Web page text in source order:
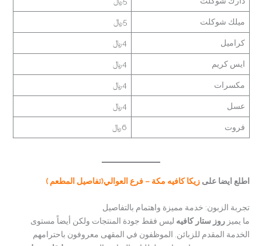
ميلك شوكلت 5﷼
كراميل 4﷼
ايس كريم 4﷼
مكسرات 4﷼
عسل 4﷼
فروت 6﷼
اطلع ايضا على زيكا كافيه مكة – فرع العوالي(تفاصيل المطعم )
تجربة الزبون: خدمة مميزة واهتمام بالتفاصيل
ما يميزروز ستار كافيه ليس فقط جودة المنتجات ولكن أيضاً مستوى
الخدمة المقدم للزبائن. الموظفون في المقهى معروفون باحترامهم